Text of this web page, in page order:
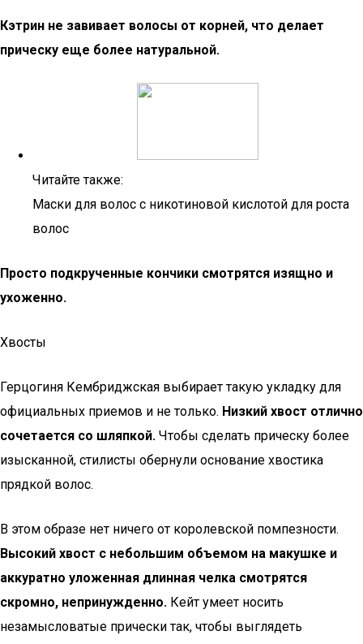
Кэтрин не завивает волосы от корней, что делает
прическу еще более натуральной.
Читайте также:
Маски для волос с никотиновой кислотой для роста
волос
Просто подкрученные кончики смотрятся изящно и
ухоженно.
Хвосты
Герцогиня Кембриджская выбирает такую укладку для
официальных приемов и не только. Низкий хвост отлично
сочетается со шляпкой. Чтобы сделать прическу более
изысканной, стилисты обернули основание хвостика
прядкой волос.
В этом образе нет ничего от королевской помпезности.
Высокий хвост с небольшим объемом на макушке и
аккуратно уложенная длинная челка смотрятся
скромно, непринужденно. Кейт умеет носить
незамысловатые прически так, чтобы выглядеть